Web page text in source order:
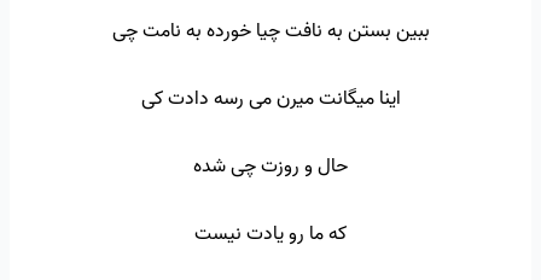
ببین بستن به نافت چیا خورده به نامت چی
اینا میگانت میرن می رسه دادت کی
حال و روزت چی شده
که ما رو یادت نیست